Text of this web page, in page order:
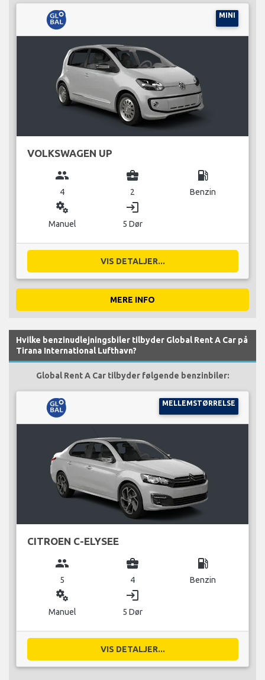
MINI
VOLKSWAGEN UP
group
4
business_center
2
local_gas_station
Benzin
miscellaneous_services
Manuel
login
5 Dør
VIS DETALJER...
MERE INFO
Hvilke benzinudlejningsbiler tilbyder Global Rent A Car på
Tirana International Lufthavn?
Global Rent A Car tilbyder følgende benzinbiler:
MELLEMSTØRRELSE
CITROEN C-ELYSEE
group
5
business_center
4
local_gas_station
Benzin
miscellaneous_services
Manuel
login
5 Dør
VIS DETALJER...